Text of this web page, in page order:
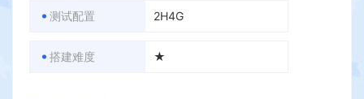
测试配置 2H4G
搭建难度 ★